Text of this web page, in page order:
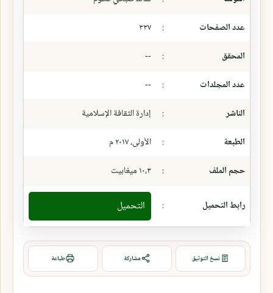
عدد الصفحات
:
٣٣٧
المحقق
:
--
عدد المجلدات
:
--
الناشر
:
إدارة الثقافة الإسلامية
الطبعة
:
الأولى، ٢٠١٧ م
حجم الملف
: ١٠،٣ ميغابيت
رابط التحميل : التحميل
نسخ التوثيق مشاركة طباعة